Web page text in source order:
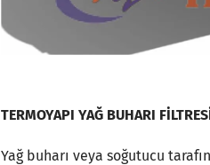
TERMOYAPI YAĞ BUHARI
Yağ buharı veya soğutucu